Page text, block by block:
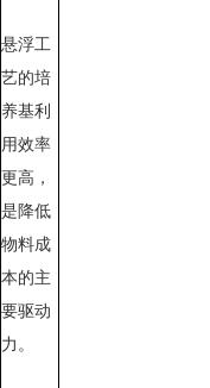
悬浮工
艺的培
养基利
用效率
更高，
是降低
物料成
本的主
要驱动
力。